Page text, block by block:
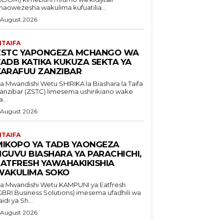
wakulima kufuatilia...
2026
YAPONGEZA MCHANGO WA
KATIKA KUKUZA SEKTA YA
ZANZIBAR
Wetu SHIRIKA la Biashara la Taifa
(ZSTC) limesema ushirikiano wake
2026
YA TADB YAONGEZA
BIASHARA YA PARACHICHI,
YAWAHAKIKISHIA
SOKO
Wetu KAMPUNI ya Eatfresh
Business Solutions) imesema ufadhili wa
ya Sh...
2026